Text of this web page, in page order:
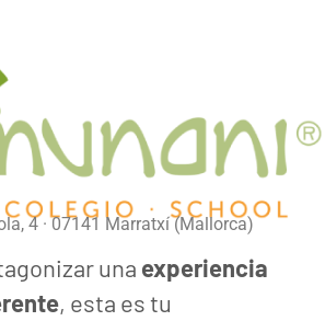
4 · 07141 Marratxí (Mallorca)
una experiencia
, esta es tu